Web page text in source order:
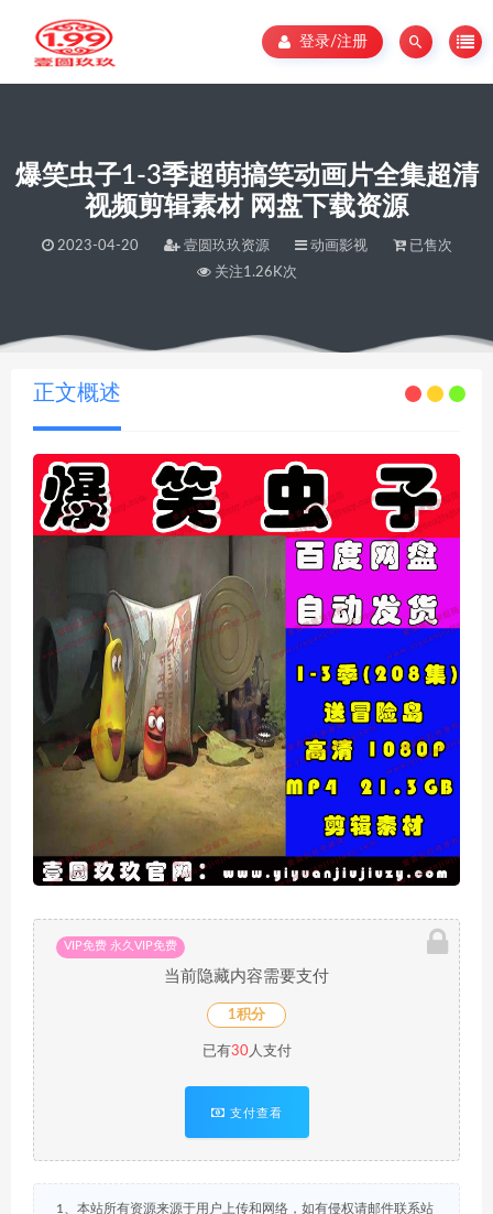
登录/注册
爆笑虫子1-3季超萌搞笑动画片全集超清
视频剪辑素材 网盘下载资源
2023-04-20 壹圆玖玖资源 动画影视
已售次
关注1.26K次
当前位置：壹圆玖玖资源 >爆笑虫子1-3季超萌搞笑动画片全集超清视频剪辑素材 网盘下载资源
正文概述
VIP免费 永久VIP免费
当前隐藏内容需要支付
1积分
已有30人支付
支付查看
1、本站所有资源来源于用户上传和网络，如有侵权请邮件联系站